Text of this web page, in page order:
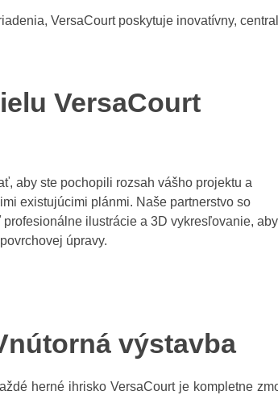
VersaCourt poskytuje inovatívny,
VersaCourt
aby ste pochopili rozsah vášho projektu a
existujúcimi plánmi. Naše partnerstvo so
ilustrácie a 3D vykresľovanie, aby
úpravy.
výstavba
herné ihrisko VersaCourt je kompletne